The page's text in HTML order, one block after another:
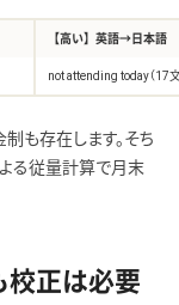
【高い】英語→日本語
not attending today（17
も存在します。そち
る従量計算で月末
校正は必要